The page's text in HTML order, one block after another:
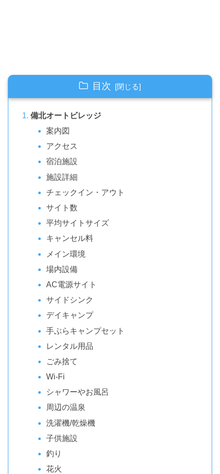
目次
備北オートビレッジ
案内図
アクセス
宿泊施設
施設詳細
チェックイン・アウト
サイト数
平均サイトサイズ
キャンセル料
メイン環境
場内設備
AC電源サイト
サイドシンク
デイキャンプ
手ぶらキャンプセット
レンタル用品
ごみ捨て
Wi-Fi
シャワーやお風呂
周辺の温泉
洗濯機/乾燥機
子供施設
釣り
花火